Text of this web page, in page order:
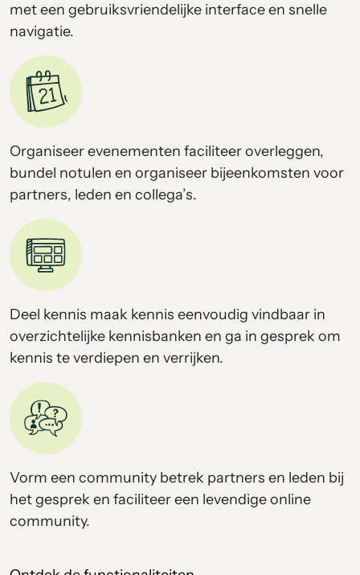
met een gebruiksvriendelijke interface en snelle
navigatie.
Organiseer evenementen faciliteer overleggen,
bundel notulen en organiseer bijeenkomsten voor
partners, leden en collega’s.
Deel kennis maak kennis eenvoudig vindbaar in
overzichtelijke kennisbanken en ga in gesprek om
kennis te verdiepen en verrijken.
Vorm een community betrek partners en leden bij
het gesprek en faciliteer een levendige online
community.